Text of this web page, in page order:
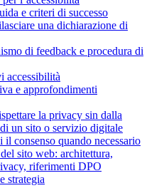
e criteri di successo
una dichiarazione di
di feedback e procedura di
accessibilità
e approfondimenti
la privacy sin dalla
un sito o servizio digitale
il consenso quando necessario
sito web: architettura,
riferimenti DPO
strategia